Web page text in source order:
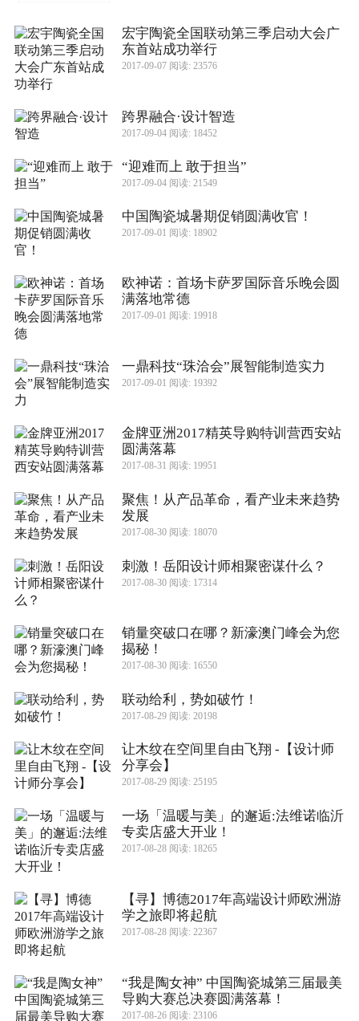
宏宇陶瓷全国联动第三季启动大会广
东首站成功举行
2017-09-07 阅读: 23576
跨界融合·设计智造
2017-09-04 阅读: 18452
“迎难而上 敢于担当”
2017-09-04 阅读: 21549
中国陶瓷城暑期促销圆满收官！
2017-09-01 阅读: 18902
欧神诺：首场卡萨罗国际音乐晚会圆
满落地常德
2017-09-01 阅读: 19918
一鼎科技“珠洽会”展智能制造实力
2017-09-01 阅读: 19392
金牌亚洲2017精英导购特训营西安站
圆满落幕
2017-08-31 阅读: 19951
聚焦！从产品革命，看产业未来趋势
发展
2017-08-30 阅读: 18070
刺激！岳阳设计师相聚密谋什么？
2017-08-30 阅读: 17314
销量突破口在哪？新濠澳门峰会为您
揭秘！
2017-08-30 阅读: 16550
联动给利，势如破竹！
2017-08-29 阅读: 20198
让木纹在空间里自由飞翔 -【设计师
分享会】
2017-08-29 阅读: 25195
一场「温暖与美」的邂逅:法维诺临沂
专卖店盛大开业！
2017-08-28 阅读: 18265
【寻】博德2017年高端设计师欧洲游
学之旅即将起航
2017-08-28 阅读: 22367
“我是陶女神” 中国陶瓷城第三届最美
导购大赛总决赛圆满落幕！
2017-08-26 阅读: 23106